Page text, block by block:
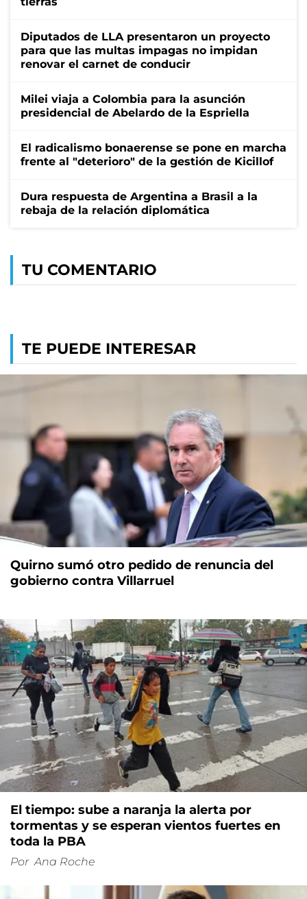
Diputados de LLA presentaron un proyecto
para que las multas impagas no impidan
renovar el carnet de conducir
Milei viaja a Colombia para la asunción
presidencial de Abelardo de la Espriella
El radicalismo bonaerense se pone en marcha
frente al "deterioro" de la gestión de Kicillof
Dura respuesta de Argentina a Brasil a la
rebaja de la relación diplomática
TU COMENTARIO
TE PUEDE INTERESAR
Quirno sumó otro pedido de renuncia del
gobierno contra Villarruel
El tiempo: sube a naranja la alerta por
tormentas y se esperan vientos fuertes en
toda la PBA
Por Ana Roche